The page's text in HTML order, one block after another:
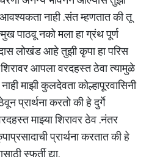
आवश्यकता नाही .संत म्हणतात की तू
पाठवू नको मला हा ग्रंथ पूर्ण
लोखंड आहे तुझी कृपा हा परिस
आपला वरदहस्त ठेवा त्यामुळे
माझी कुलदेवता कोल्हापूरवासिनी
प्रार्थना करतो की हे दुर्गे
माझ्या शिरावर ठेव .नंतर
प्रार्थना करतात की हे